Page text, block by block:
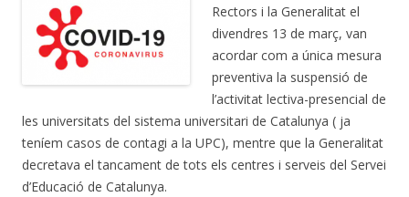
Rectors i la Generalitat el
divendres 13 de març, van
acordar com a única mesura
preventiva la suspensió de
l’activitat lectiva-presencial de
les universitats del sistema universitari de Catalunya ( ja
teníem casos de contagi a la UPC), mentre que la Generalitat
decretava el tancament de tots els centres i serveis del Servei
d’Educació de Catalunya.